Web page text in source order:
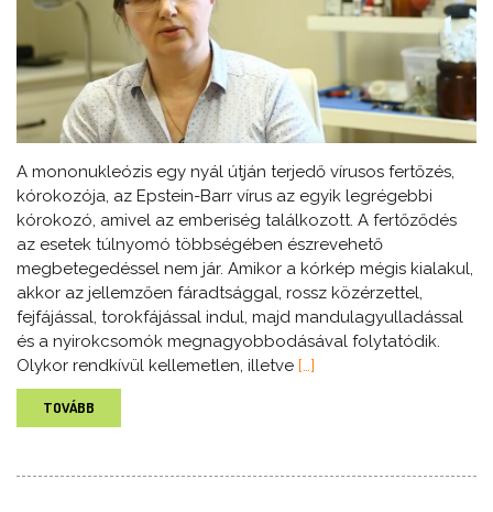
A mononukleózis egy nyál útján terjedő vírusos fertőzés,
kórokozója, az Epstein-Barr vírus az egyik legrégebbi
kórokozó, amivel az emberiség találkozott. A fertőződés
az esetek túlnyomó többségében észrevehető
megbetegedéssel nem jár. Amikor a kórkép mégis kialakul,
akkor az jellemzően fáradtsággal, rossz közérzettel,
fejfájással, torokfájással indul, majd mandulagyulladással
és a nyirokcsomók megnagyobbodásával folytatódik.
Olykor rendkívül kellemetlen, illetve […]
TOVÁBB